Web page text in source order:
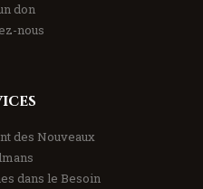
don
nous
des Nouveaux
dans le Besoin